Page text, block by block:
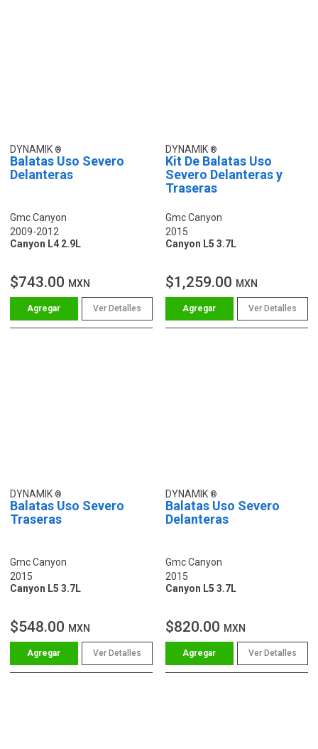
DYNAMIK
Balatas Uso Severo
Delanteras
Gmc Canyon
2009-2012
Canyon L4 2.9L
$743.00 MXN
Ver Detalles
DYNAMIK
Kit De Balatas Uso
Severo Delanteras y
Traseras
Gmc Canyon
2015
Canyon L5 3.7L
$1,259.00 MXN
Ver Detalles
DYNAMIK
Balatas Uso Severo
Traseras
Gmc Canyon
2015
Canyon L5 3.7L
$548.00 MXN
Ver Detalles
DYNAMIK
Balatas Uso Severo
Delanteras
Gmc Canyon
2015
Canyon L5 3.7L
$820.00 MXN
Ver Detalles